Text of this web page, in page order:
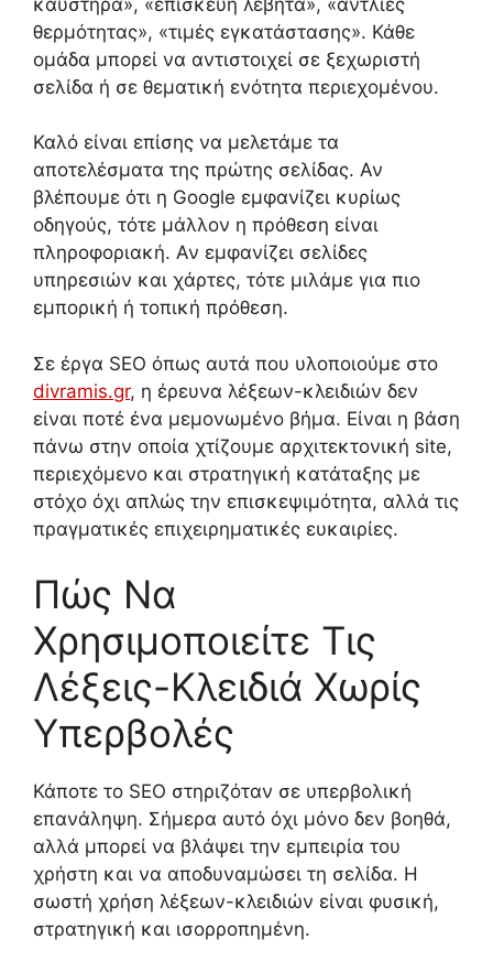
θερμότητας», «τιμές εγκατάστασης». Κάθε
ομάδα μπορεί να αντιστοιχεί σε ξεχωριστή
σελίδα ή σε θεματική ενότητα περιεχομένου.
Καλό είναι επίσης να μελετάμε τα
αποτελέσματα της πρώτης σελίδας. Αν
βλέπουμε ότι η Google εμφανίζει κυρίως
οδηγούς, τότε μάλλον η πρόθεση είναι
πληροφοριακή. Αν εμφανίζει σελίδες
υπηρεσιών και χάρτες, τότε μιλάμε για πιο
εμπορική ή τοπική πρόθεση.
Σε έργα SEO όπως αυτά που υλοποιούμε στο
divramis.gr, η έρευνα λέξεων-κλειδιών δεν
είναι ποτέ ένα μεμονωμένο βήμα. Είναι η βάση
πάνω στην οποία χτίζουμε αρχιτεκτονική site,
περιεχόμενο και στρατηγική κατάταξης με
στόχο όχι απλώς την επισκεψιμότητα, αλλά τις
πραγματικές επιχειρηματικές ευκαιρίες.
Πώς Να
Χρησιμοποιείτε Τις
Λέξεις-Κλειδιά Χωρίς
Υπερβολές
Κάποτε το SEO στηριζόταν σε υπερβολική
επανάληψη. Σήμερα αυτό όχι μόνο δεν βοηθά,
αλλά μπορεί να βλάψει την εμπειρία του
χρήστη και να αποδυναμώσει τη σελίδα. Η
σωστή χρήση λέξεων-κλειδιών είναι φυσική,
στρατηγική και ισορροπημένη.